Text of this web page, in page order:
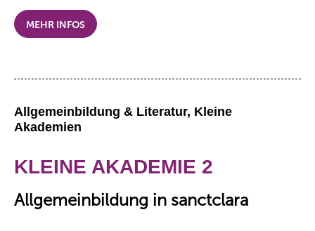
MEHR INFOS
Allgemeinbildung & Literatur, Kleine
Akademien
KLEINE AKADEMIE 2
Allgemeinbildung in sanctclara